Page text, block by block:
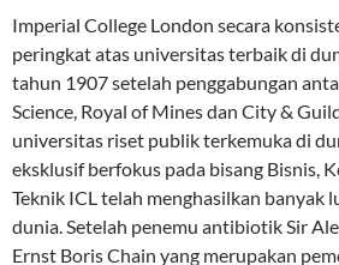
Imperial College London secara
peringkat atas universitas terbaik di
tahun 1907 setelah penggabungan
Science, Royal of Mines dan City &
universitas riset publik terkemuka di
eksklusif berfokus pada bisang Bisnis,
Teknik ICL telah menghasilkan banyak
dunia. Setelah penemu antibiotik Sir
Ernst Boris Chain yang merupakan